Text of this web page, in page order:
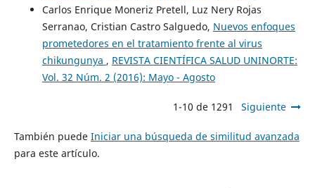
Carlos Enrique Moneriz Pretell, Luz Nery Rojas
Serranao, Cristian Castro Salguedo, Nuevos enfoques
prometedores en el tratamiento frente al virus
chikungunya , REVISTA CIENTÍFICA SALUD UNINORTE:
Vol. 32 Núm. 2 (2016): Mayo - Agosto
1-10 de 1291 Siguiente
También puede Iniciar una búsqueda de similitud avanzada
para este artículo.